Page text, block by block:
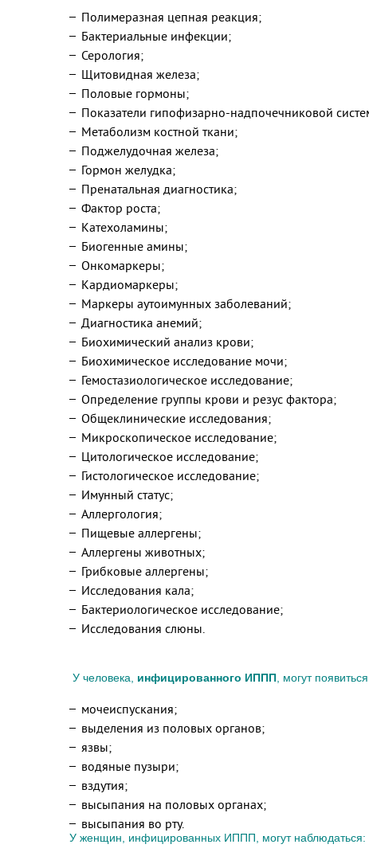
Полимеразная цепная реакция;
Бактериальные инфекции;
Серология;
Щитовидная железа;
Половые гормоны;
Показатели гипофизарно-надпочечниковой
Метаболизм костной ткани;
Поджелудочная железа;
Гормон желудка;
Пренатальная диагностика;
Фактор роста;
Катехоламины;
Биогенные амины;
Онкомаркеры;
Кардиомаркеры;
Маркеры аутоимунных заболеваний;
Диагностика анемий;
Биохимический анализ крови;
Биохимическое исследование мочи;
Гемостазиологическое исследование;
Определение группы крови и резус фактора;
Общеклинические исследования;
Микроскопическое исследование;
Цитологическое исследование;
Гистологическое исследование;
Имунный статус;
Аллергология;
Пищевые аллергены;
Аллергены животных;
Грибковые аллергены;
Исследования кала;
Бактериологическое исследование;
Исследования слюны.
У человека, инфицированного ИППП , могут
мочеиспускания;
выделения из половых органов;
язвы;
водяные пузыри;
вздутия;
высыпания на половых органах;
высыпания во рту.
У женщин, инфицированных ИППП, могут наблюдаться: